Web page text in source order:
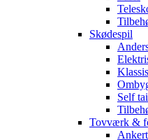
Skødespil
Self
Tovværk &